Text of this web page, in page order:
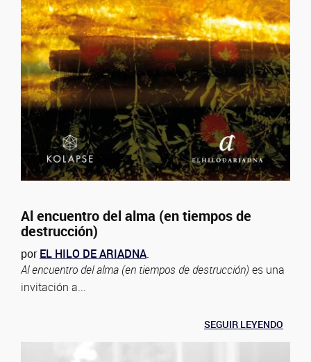
Al encuentro del alma (en tiempos de
destrucción)
porEL HILO DE ARIADNA.
Al encuentro del alma (en tiempos de destrucción) es una
invitación a...
SEGUIR LEYENDO